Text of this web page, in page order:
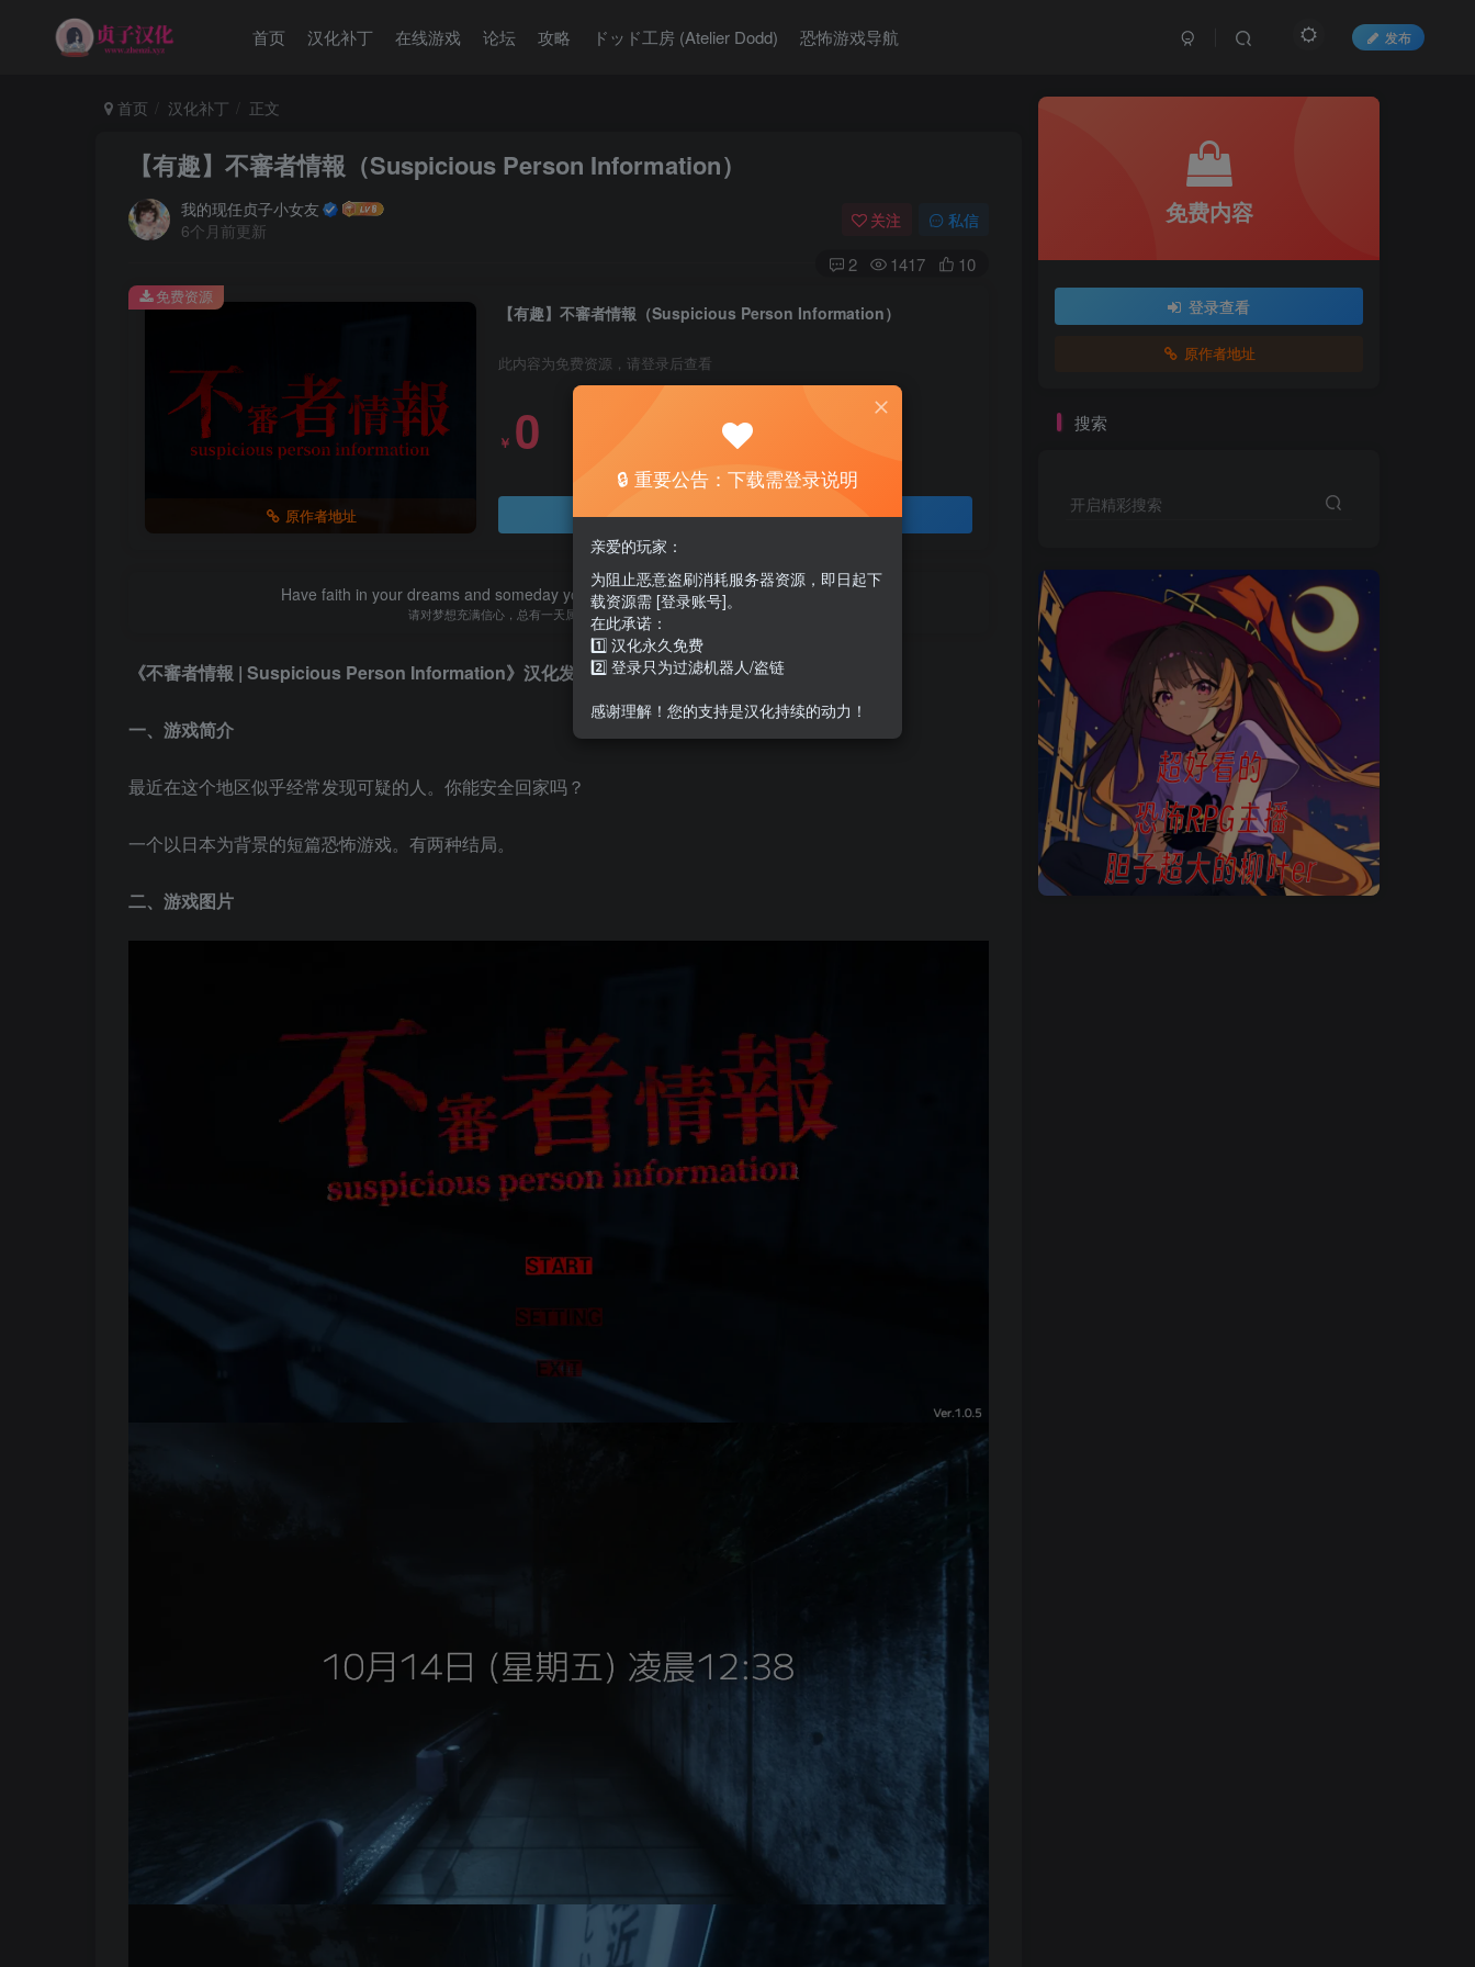
首页 汉化补丁 在线游戏 论坛 攻略 ドッド工房 (Atelier Dodd) 恐怖游戏导航 发布
首页 汉化补丁 正文
【有趣】不審者情報（Suspicious Person Information）
我的现任贞子小女友
6个月前更新
关注 私信
2 1417 10
原作者地址
【有趣】不審者情報（Suspicious Person Information）
此内容为免费资源，请登录后查看
￥ 0
登录查看
免费资源
Have faith in your dreams and someday your rainbow will come smiling through.
请对梦想充满信心，总有一天属于你的彩虹会在天空微笑
《不審者情報 | Suspicious Person Information》汉化发布
一、游戏简介
最近在这个地区似乎经常发现可疑的人。你能安全回家吗？
一个以日本为背景的短篇恐怖游戏。有两种结局。
二、游戏图片
免费内容
登录查看
原作者地址
搜索
开启精彩搜索
🔒 重要公告：下载需登录说明
亲爱的玩家：
为阻止恶意盗刷消耗服务器资源，即日起下
载资源需 [登录账号]。
在此承诺：
1️⃣ 汉化永久免费
2️⃣ 登录只为过滤机器人/盗链
感谢理解！您的支持是汉化持续的动力！